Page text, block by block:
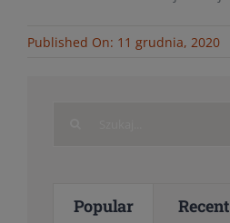
Published On: 11 grudnia, 2020
Popular Recent